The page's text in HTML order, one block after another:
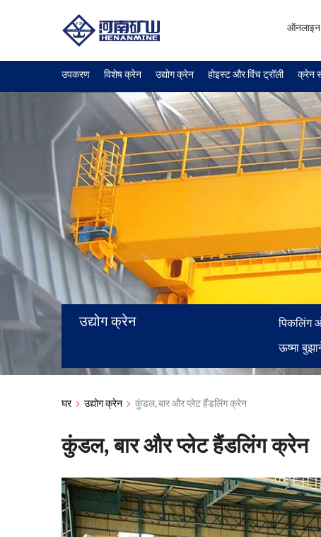
उपकरण विशेष क्रेन उद्योग क्रेन होइस्ट और विंच ट्रॉली क्रेन
उद्योग क्रेन पिकलिंग
ऊष्मा
घर उद्योग क्रेन कुंडल, बार और प्लेट हैंडलिंग क्रेन
कुंडल, बार और प्लेट हैंडलिंग क्रेन